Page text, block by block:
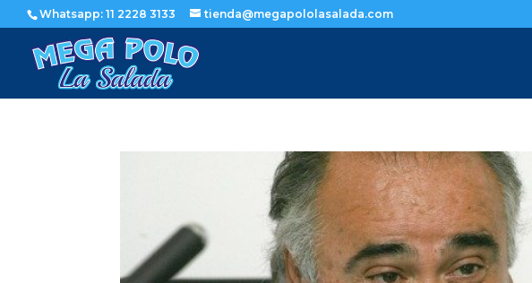
Whatsapp: 11 2228 3133 tienda@megapololasalada.com